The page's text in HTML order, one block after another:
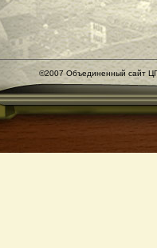
©2007 Объединенный сайт